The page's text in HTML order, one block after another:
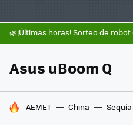
🌿¡Últimas horas! Sorteo de
Asus uBoom Q
HOY SE HABLA DE
AEMET China Sequía